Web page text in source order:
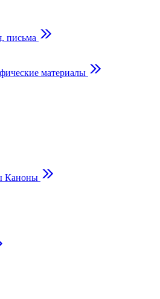
письма
материалы
Каноны